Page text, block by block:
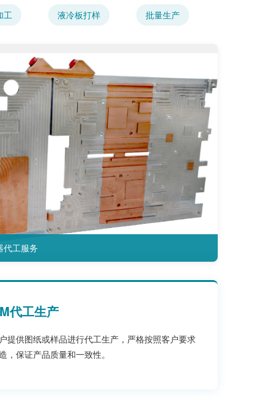
工 液冷板打样 批量生产
代工服务
代工生产
提供图纸或样品进行代工生产，严格按照客户要求
，保证产品质量和一致性。